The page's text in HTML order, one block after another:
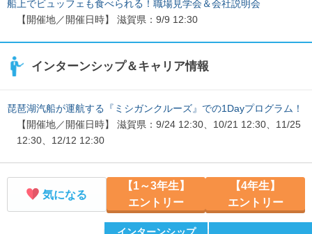
船上でビュッフェも食べられる！職場見学会＆会社説明会
【開催地／開催日時】 滋賀県：9/9 12:30
インターンシップ＆キャリア情報
琵琶湖汽船が運航する『ミシガンクルーズ』での1Dayプログラム！
【開催地／開催日時】 滋賀県：9/24 12:30、10/21 12:30、11/25
12:30、12/12 12:30
気になる
【1～3年生】
エントリー
【4年生】
エントリー
インターンシップ